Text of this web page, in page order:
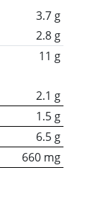
3.7 g
2.8 g
11 g
2.1 g
1.5 g
6.5 g
660 mg